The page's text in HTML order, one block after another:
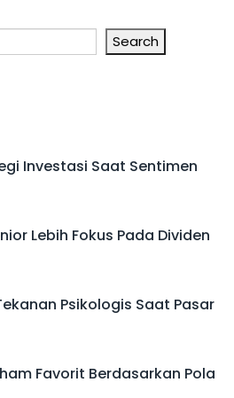
Search
Investasi Saat Sentimen
Lebih Fokus Pada Dividen
Psikologis Saat Pasar
Favorit Berdasarkan Pola